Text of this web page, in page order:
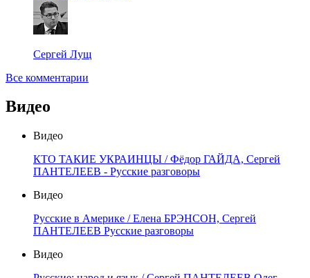
Сергей Лущ
Все комментарии
Видео
Видео
КТО ТАКИЕ УКРАИНЦЫ / Фёдор ГАЙДА, Сергей
ПАНТЕЛЕЕВ - Русские разговоры
Видео
Русские в Америке / Елена БРЭНСОН, Сергей
ПАНТЕЛЕЕВ Русские разговоры
Видео